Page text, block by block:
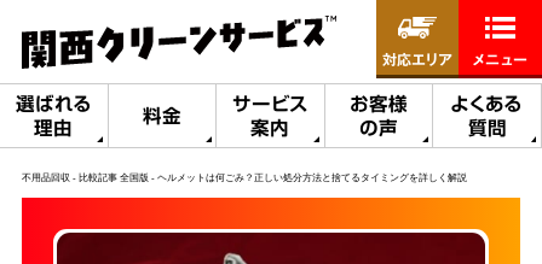
選ばれる
理由
料金
サービス
案内
お客様
の声
よくある
質問
対応エリア メニュー
不用品回収 比較記事 全国版 ヘルメットは何ごみ？正しい処分方法と捨てるタイミングを詳しく解説